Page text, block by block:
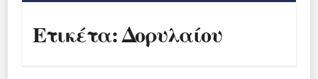
Ετικέτα:Δορυλαίου